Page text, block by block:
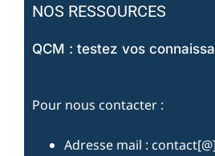
NOS RESSOURCES
QCM : testez vos
Pour nous contacter :
Adresse mail :